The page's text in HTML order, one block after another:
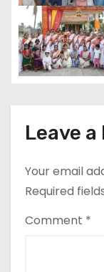
n
Leave a
Your email
Required
Comment *